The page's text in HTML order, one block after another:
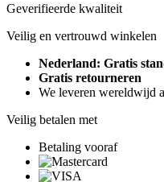
Geverifieerde kwaliteit
Veilig en vertrouwd winkelen
Nederland: Gratis
Gratis retourneren
We leveren wereldwijd
Veilig betalen met
Betaling vooraf